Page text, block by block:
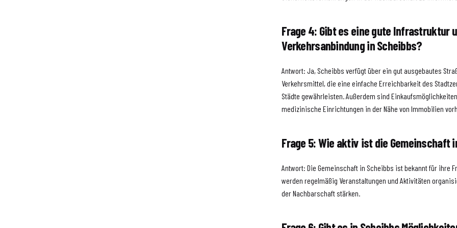
Frage 4: Gibt es eine gute Infrastruktur
Verkehrsanbindung in Scheibbs?
Antwort: Ja, Scheibbs verfügt über ein gut ausgebautes
Verkehrsmittel, die eine einfache Erreichbarkeit des
Städte gewährleisten. Außerdem sind
medizinische Einrichtungen in der Nähe von Immobilien
Frage 5: Wie aktiv ist die Gemeinschaft
Antwort: Die Gemeinschaft in Scheibbs ist bekannt für ihre
werden regelmäßig Veranstaltungen und Aktivitäten
der Nachbarschaft stärken.